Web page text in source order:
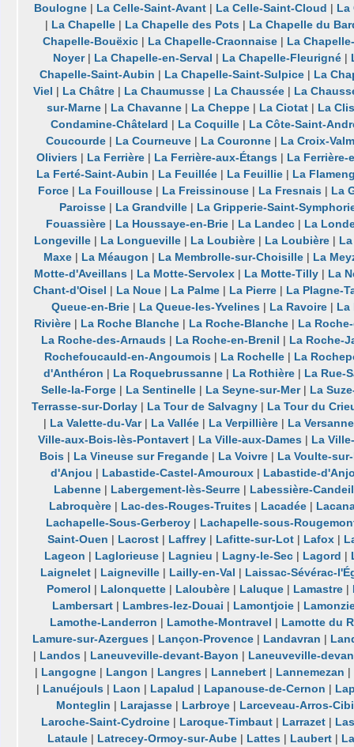
Boulogne | La Celle-Saint-Avant | La Celle-Saint-Cloud | La
| La Chapelle | La Chapelle des Pots | La Chapelle du
Chapelle-Bouëxic | La Chapelle-Craonnaise | La
Noyer| La Chapelle-en-Serval | La Chapelle-Fleurigné |
Chapelle-Saint-Aubin | La Chapelle-Saint-Sulpice | La
Viel | La Châtre | La Chaumusse | La Chaussée | La
sur-Marne | La Chavanne | La Cheppe | La Ciotat | La
Condamine-Châtelard | La Coquille| La Côte-Saint-
Coucourde| La Courneuve| La Couronne| La Croix-
Oliviers| La Ferrière| La Ferrière-aux-Étangs| La Ferrière-
La Ferté-Saint-Aubin | La Feuillée | La Feuillie | La
Force| La Fouillouse| La Freissinouse| La Fresnais| La
Paroisse | La Grandville | La Gripperie-Saint-
Fouassière | La Houssaye-en-Brie | La Landec | La
Longeville| La Longueville| La Loubière| La Loubière|
Maxe| La Méaugon | La Membrolle-sur-Choisille| La
Motte-d'Aveillans | La Motte-Servolex | La Motte-Tilly | La
Chant-d'Oisel | La Noue| La Palme| La Pierre| La Plagne-
Queue-en-Brie| La Queue-les-Yvelines| La Ravoire| La
Rivière| La Roche Blanche| La Roche-Blanche| La
La Roche-des-Arnauds | La Roche-en-Brenil | La Roche-
Rochefoucauld-en-Angoumois | La Rochelle | La
d'Anthéron | La Roquebrussanne | La Rothière | La Rue-
Selle-la-Forge | La Sentinelle | La Seyne-sur-Mer| La
Terrasse-sur-Dorlay | La Tour de Salvagny | La Tour du
| La Valette-du-Var| La Vallée| La Verpillière| La Versanne
Ville-aux-Bois-lès-Pontavert| La Ville-aux-Dames| La
Bois| La Vineuse sur Fregande| La Voivre| La Voulte-
d'Anjou | Labastide-Castel-Amouroux| Labastide-
Labenne| Labergement-lès-Seurre| Labessière-Candeil
Labroquère| Lac-des-Rouges-Truites| Lacadée|
Lachapelle-Sous-Gerberoy| Lachapelle-sous-
Saint-Ouen | Lacrost | Laffrey | Lafitte-sur-Lot | Lafox |
Lageon | Laglorieuse | Lagnieu | Lagny-le-Sec | Lagord |
Laignelet | Laigneville | Lailly-en-Val | Laissac-Sévérac-
Pomerol | Lalonquette| Laloubère| Laluque| Lamastre|
Lambersart| Lambres-lez-Douai | Lamontjoie|
Lamothe-Landerron | Lamothe-Montravel | Lamotte du
Lamure-sur-Azergues| Lançon-Provence| Landavran |
| Landos | Laneuveville-devant-Bayon | Laneuveville-
| Langogne| Langon | Langres| Lannebert| Lannemezan |
| Lanuéjouls| Laon | Lapalud | Lapanouse-de-Cernon |
Monteglin | Larajasse | Larbroye | Larceveau-Arros-
Laroche-Saint-Cydroine| Laroque-Timbaut| Larrazet|
Lataule| Latrecey-Ormoy-sur-Aube| Lattes| Laubert|